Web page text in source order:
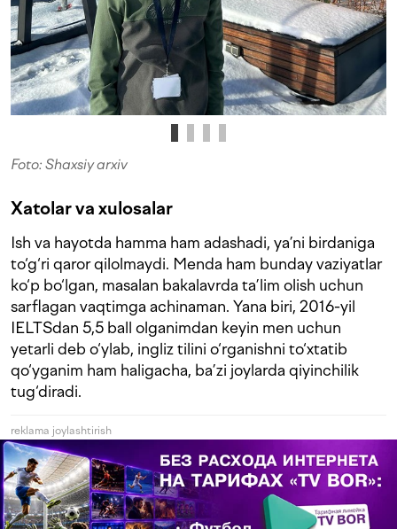
Foto: Shaxsiy arxiv
Xatolar va xulosalar
Ish va hayotda hamma ham adashadi, ya’ni birdaniga
to‘g‘ri qaror qilolmaydi. Menda ham bunday vaziyatlar
ko‘p bo‘lgan, masalan bakalavrda ta’lim olish uchun
sarflagan vaqtimga achinaman. Yana biri, 2016-yil
IELTSdan 5,5 ball olganimdan keyin men uchun
yetarli deb o‘ylab, ingliz tilini o‘rganishni to‘xtatib
qo‘yganim ham haligacha, ba’zi joylarda qiyinchilik
tug‘diradi.
reklama joylashtirish